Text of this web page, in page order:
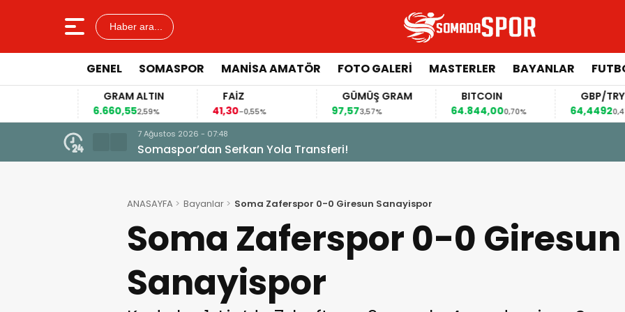
Haber ara...
GENEL SOMASPOR MANISA AMATÖR FOTO GALERI MASTERLER BAYANLAR
GRAM ALTIN
6.660,552,59% -0,55%
GÜMÜŞ GRAM
3,57%
BITCOIN
64.844,000,70%
GBP/TRY
64,44920,41%
7 Ağustos 2026 - 07:48
Somaspor’dan Serkan Yola Transferi!
ANASAYFA Bayanlar Soma Zaferspor 0-0 Giresun Sanayispor
Soma Zaferspor 0-0 Giresun
Sanayispor